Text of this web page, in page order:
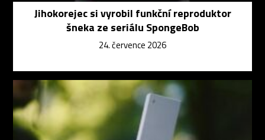
Jihokorejec si vyrobil funkční reproduktor
šneka ze seriálu SpongeBob
24. července 2026